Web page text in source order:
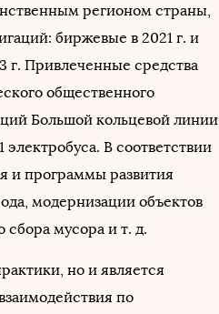
регионом страны,
биржевые в 2021 г. и
г. Привлеченные средства
общественного
Большой кольцевой линии
В соответствии
и программы развития
модернизации объектов
сбора мусора и т. д.
но и является
по